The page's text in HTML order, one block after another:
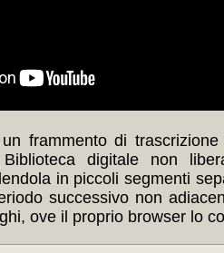
frammento di
digitale non
in piccoli segmenti
successivo non
ove il proprio browser lo